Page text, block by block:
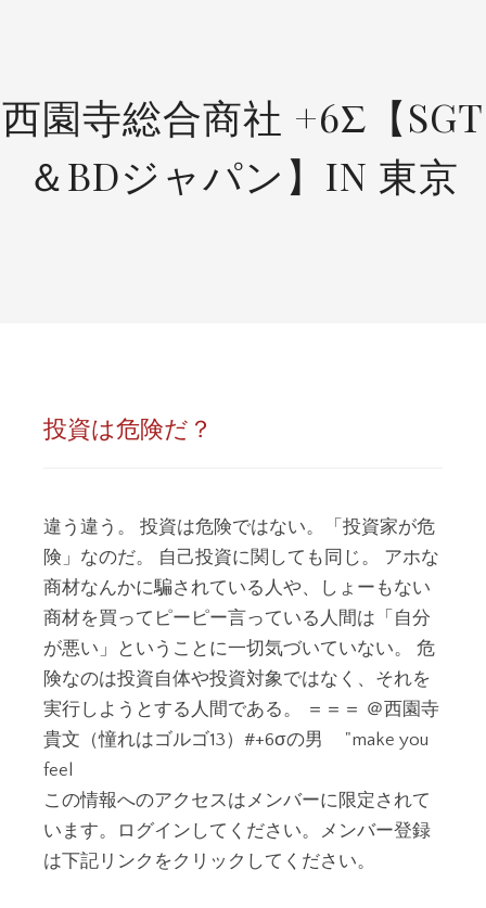
西園寺総合商社 +6Σ【SGT
＆BDジャパン】IN 東京
投資は危険だ？
違う違う。 投資は危険ではない。「投資家が危
険」なのだ。 自己投資に関しても同じ。 アホな
商材なんかに騙されている人や、しょーもない
商材を買ってピーピー言っている人間は「自分
が悪い」ということに一切気づいていない。 危
険なのは投資自体や投資対象ではなく、それを
実行しようとする人間である。 ＝＝＝ ＠西園寺
貴文（憧れはゴルゴ13）#+6σの男 "make you
feel
この情報へのアクセスはメンバーに限定されて
います。ログインしてください。メンバー登録
は下記リンクをクリックしてください。